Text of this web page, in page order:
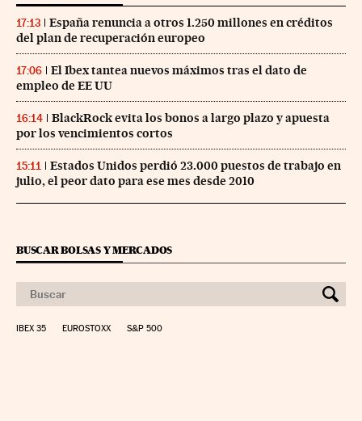
17:13
España renuncia a otros 1.250 millones en créditos
del plan de recuperación europeo
17:06
El Ibex tantea nuevos máximos tras el dato de
empleo de EE UU
16:14
BlackRock evita los bonos a largo plazo y apuesta
por los vencimientos cortos
15:11
Estados Unidos perdió 23.000 puestos de trabajo en
julio, el peor dato para ese mes desde 2010
BUSCAR BOLSAS Y MERCADOS
IBEX 35 EUROSTOXX S&P 500